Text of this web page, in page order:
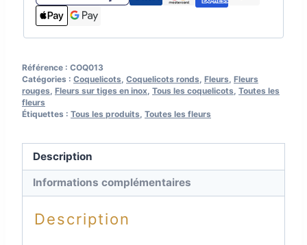
Murano,
Référence : COQ013
Catégories : Coquelicots, Coquelicots ronds, Fleurs, Fleurs
rouges, Fleurs sur tiges en inox, Tous les coquelicots, Toutes les
fleurs
Étiquettes : Tous les produits, Toutes les fleurs
Description
Informations complémentaires
Description